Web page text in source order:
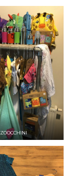
ZOOCCHINI